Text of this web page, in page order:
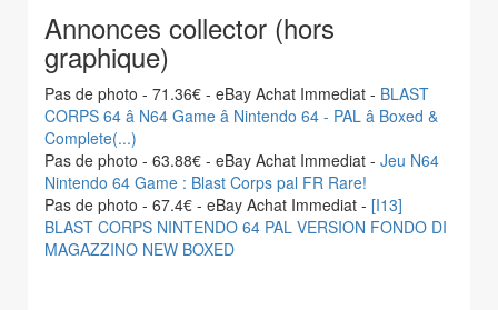
Annonces collector (hors
graphique)
Pas de photo - 71.36€ - eBay Achat Immediat - BLAST
CORPS 64 â N64 Game â Nintendo 64 - PAL â Boxed &
Complete(...)
Pas de photo - 63.88€ - eBay Achat Immediat - Jeu N64
Nintendo 64 Game : Blast Corps pal FR Rare!
Pas de photo - 67.4€ - eBay Achat Immediat - [I13]
BLAST CORPS NINTENDO 64 PAL VERSION FONDO DI
MAGAZZINO NEW BOXED